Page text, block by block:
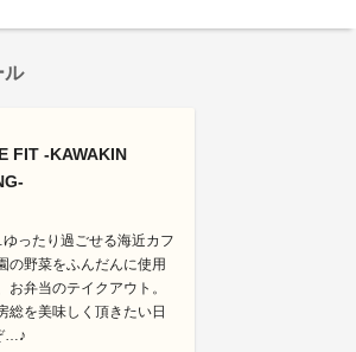
ル
FIT -KAWAKIN
ったり過ごせる海近カフ
の野菜をふんだんに使用
お弁当のテイクアウト。
総を美味しく頂きたい日
…♪